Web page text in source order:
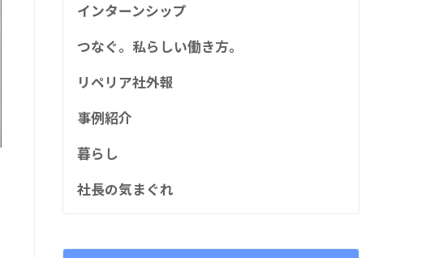
インターンシップ
つなぐ。私らしい働き方。
リペリア社外報
事例紹介
暮らし
社長の気まぐれ